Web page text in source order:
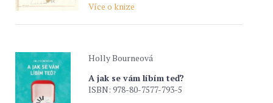
Více o knize
Holly Bourneová
A jak se vám líbím teď?
ISBN: 978-80-7577-793-5